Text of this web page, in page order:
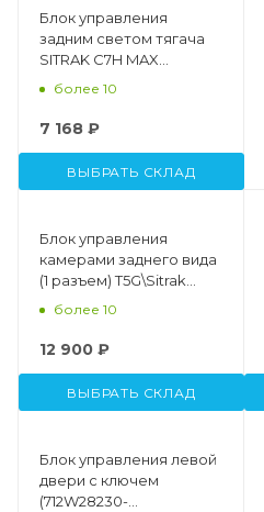
Блок управления
задним светом тягача
SITRAK C7H MAX
Оригинал CNHTC
более 10
7 168 ₽
ВЫБРАТЬ СКЛАД
Блок управления
камерами заднего вида
(1 разъем) T5G\Sitrak
Оригинал CNHTC
более 10
12 900 ₽
ВЫБРАТЬ СКЛАД
Блок управления левой
двери с ключем
(712W28230-